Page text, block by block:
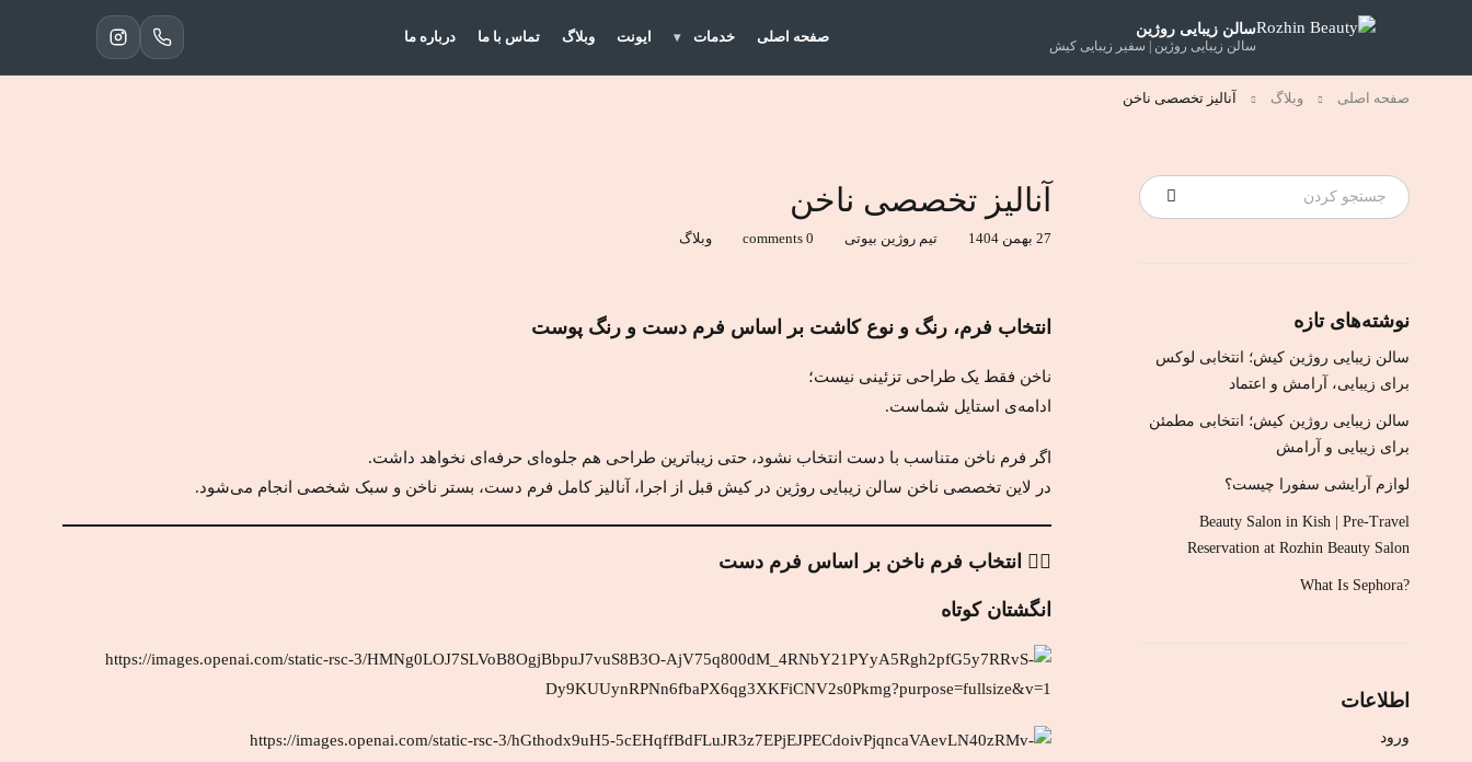
سالن زیبایی روژین
سالن زیبایی روژین | سفیر زیبایی کیش
صفحه اصلی خدمات ایونت وبلاگ تماس با ما درباره ما
صفحه اصلی وبلاگ آنالیز تخصصی ناخن
آنالیز تخصصی ناخن
27 بهمن 1404 تیم روژین بیوتی 0 comments وبلاگ
انتخاب فرم، رنگ و نوع کاشت بر اساس فرم دست و رنگ پوست
ناخن فقط یک طراحی تزئینی نیست؛
ادامه‌ی استایل شماست.
اگر فرم ناخن متناسب با دست انتخاب نشود، حتی زیباترین طراحی هم جلوه‌ای حرفه‌ای نخواهد داشت.
در لاین تخصصی ناخن سالن زیبایی روژین در کیش قبل از اجرا، آنالیز کامل فرم دست، بستر ناخن و سبک شخصی انجام می‌شود.
۱️⃣ انتخاب فرم ناخن بر اساس فرم دست
انگشتان کوتاه
نوشته‌های تازه
سالن زیبایی روژین کیش؛ انتخابی لوکس
برای زیبایی، آرامش و اعتماد
سالن زیبایی روژین کیش؛ انتخابی مطمئن
برای زیبایی و آرامش
لوازم آرایشی سفورا چیست؟
Beauty Salon in Kish | Pre-Travel
Reservation at Rozhin Beauty Salon
?What Is Sephora
اطلاعات
ورود